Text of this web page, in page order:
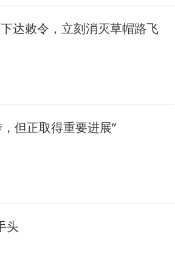
达敕令，立刻消灭草帽路飞
但正取得重要进展”
头